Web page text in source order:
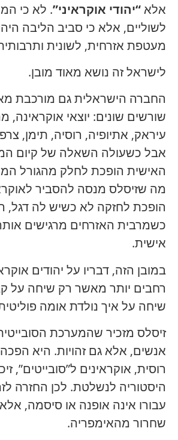
אלא“יהודי אוקראיני”. לא כי
לשוליים, אלא כי סביב הליבה
מעטפת אזרחית, לשונית
לישראל זה נושא מאוד מובן.
החברה הישראלית גם מורכבת
שורשים שונים: יוצאי אוקראינה,
עיראק, אתיופיה, רוסיה, תימן,
אבל כשעולה השאלה של קיום
האישית הופכת לחלק מהגורל
מה שזיסלס מנסה להסביר
הופכת לחזקה לא כשיש לה דגל,
כשמרבית האזרחים מרגישים
אישית.
במובן הזה, דבריו על יהודים
רחבים יותר מאשר רק שיחה על
שיחה על איך נולדת אומה
זיסלס מזכיר שהמערכת
אנשים, אלא גם זהויות. היא הפכה
רוסית, אוקראינים ל”סובייטים”,
היסטוריה לנשלטת. לכן החזרה
עבורו אינה אופנה או סיסמה,
שחרור מהאימפריה.